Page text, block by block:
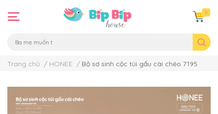
0
Trang chủ / HONEE / Bộ sơ sinh cộc túi gấu cài chéo 7195